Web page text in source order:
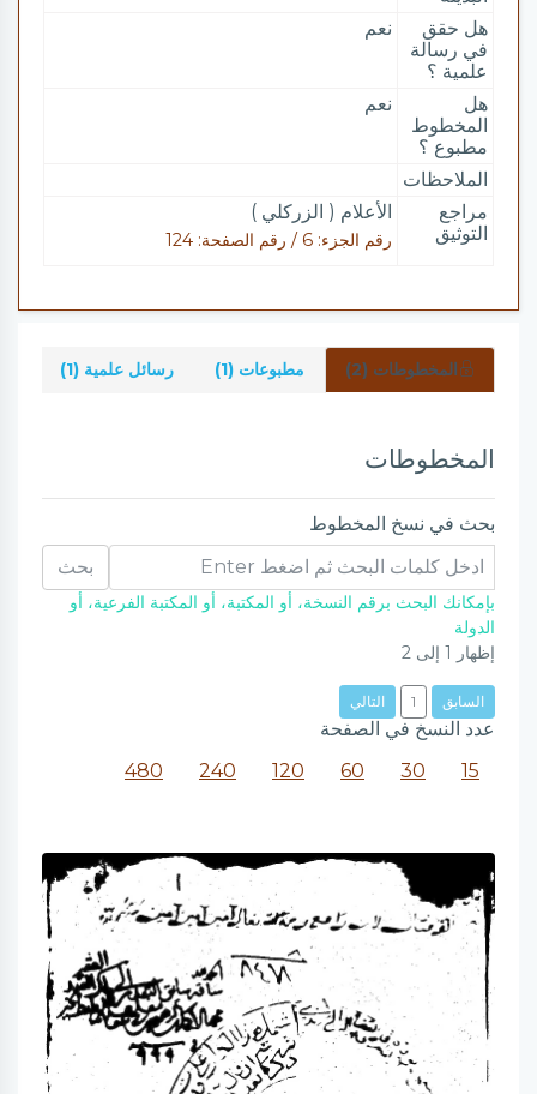
هل حقق
في رسالة
علمية ؟
نعم
هل
المخطوط
مطبوع ؟
نعم
الملاحظات
مراجع
التوثيق
الأعلام ( الزركلي )
رقم الجزء: 6 / رقم الصفحة: 124
المخطوطات (2) مطبوعات (1) رسائل علمية (1)
المخطوطات
بحث في نسخ المخطوط
بحث
بإمكانك البحث برقم النسخة، أو المكتبة، أو المكتبة الفرعية، أو
الدولة
إظهار 1 إلى 2
السابق 1 التالي
عدد النسخ في الصفحة
15
30
60
120
240
480